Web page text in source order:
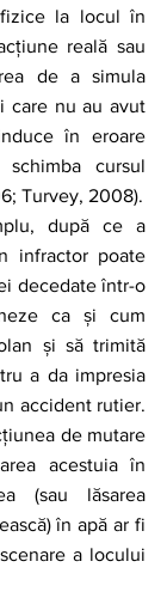
la locul în
reală sau
de a simula
care nu au avut
în eroare
cursul
Turvey, 2008).
infractor poate
decedate într-o
ca și cum
și să trimită
a da impresia
accident rutier.
de mutare
acestuia în
(sau lăsarea
în apă ar fi
a locului